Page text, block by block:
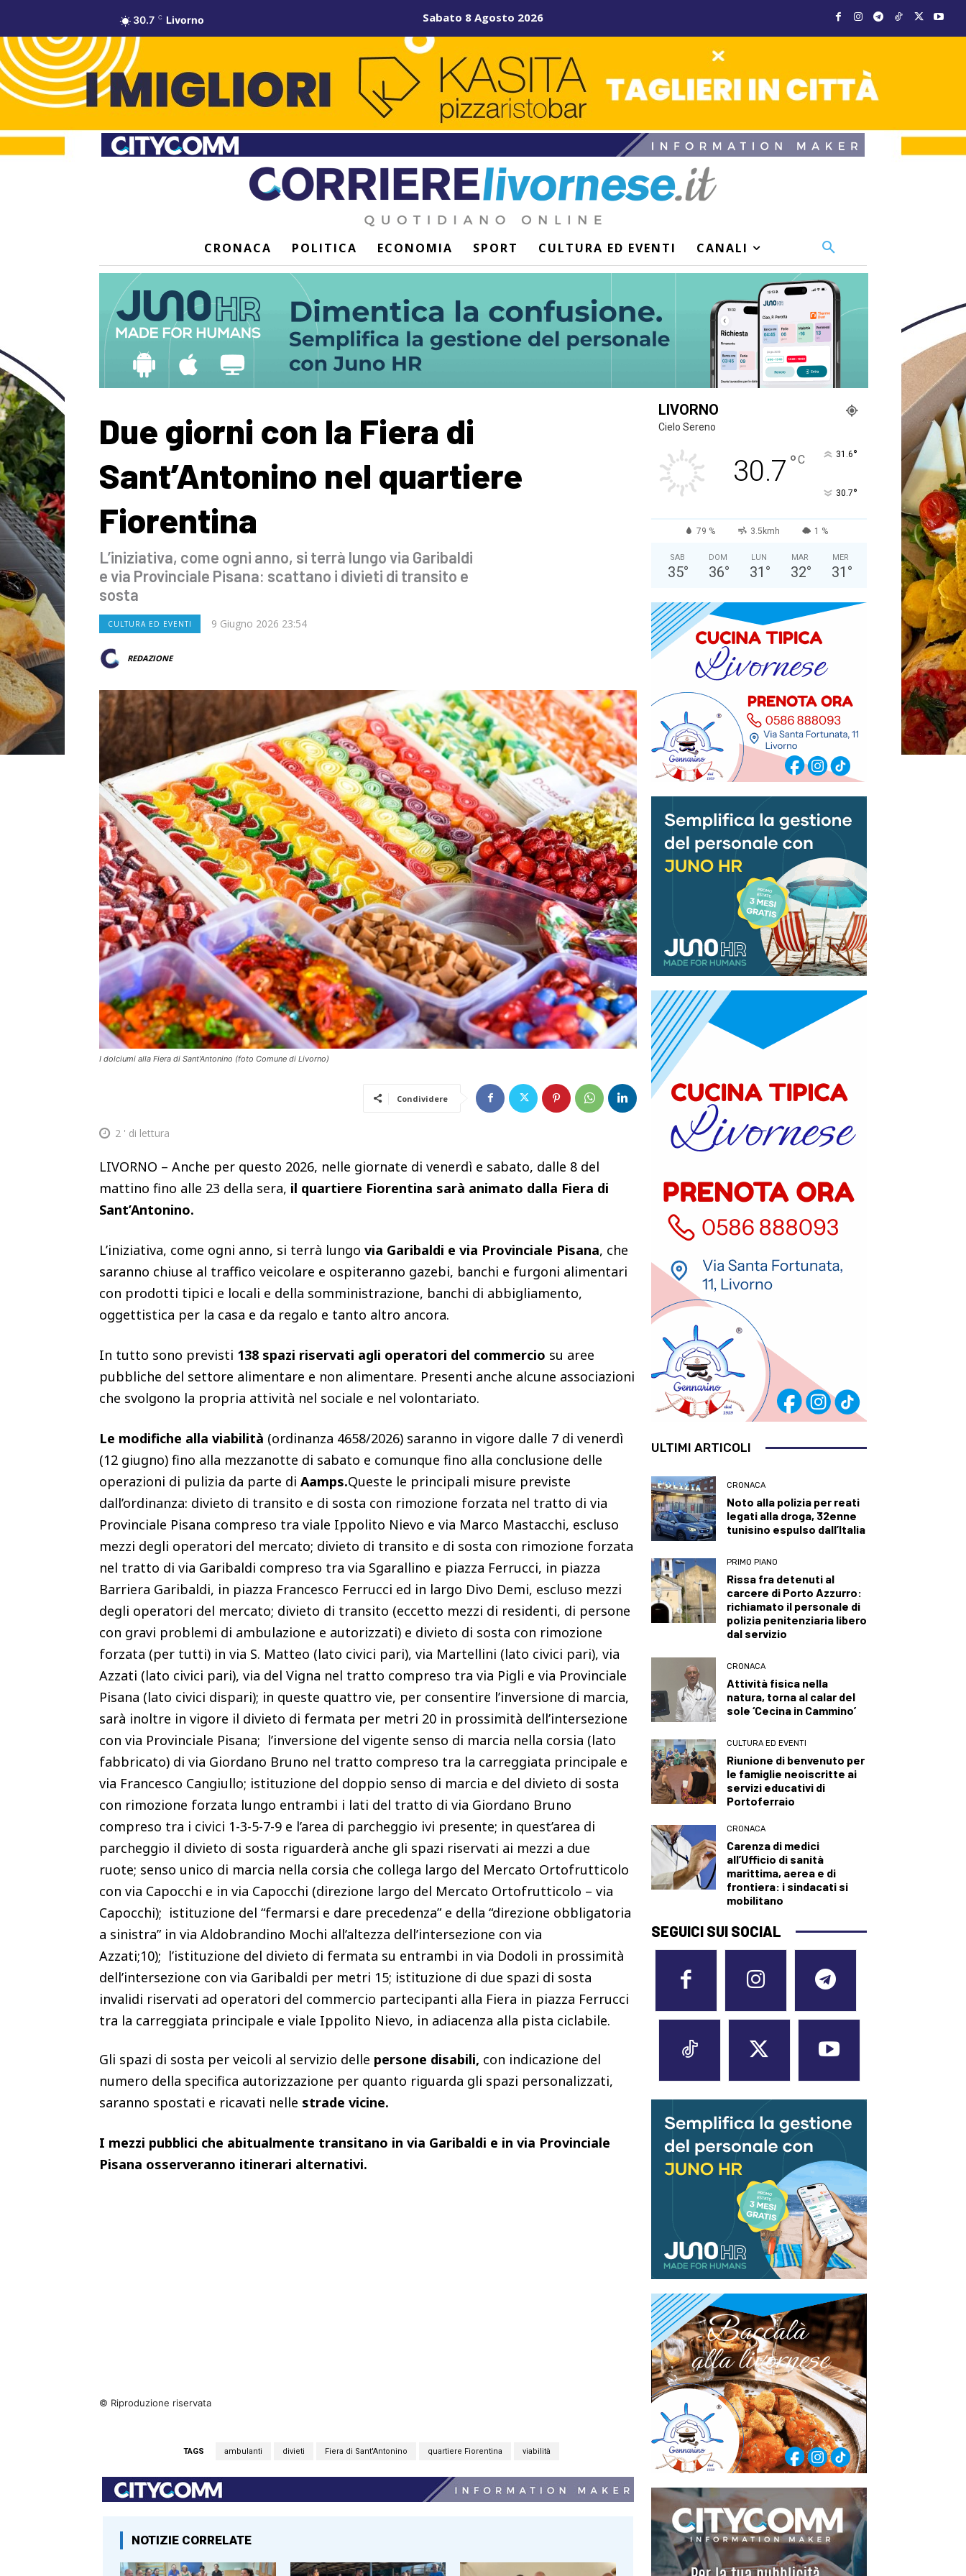
30.7 C Livorno Sabato 8 Agosto 2026
CRONACA POLITICA ECONOMIA SPORT CULTURA ED EVENTI CANALI
Due giorni con la Fiera di
Sant’Antonino nel quartiere
Fiorentina
L’iniziativa, come ogni anno, si terrà lungo via Garibaldi
e via Provinciale Pisana: scattano i divieti di transito e
sosta
CULTURA ED EVENTI 9 Giugno 2026 23:54
REDAZIONE
I dolciumi alla Fiera di Sant'Antonino (foto Comune di Livorno)
Condividere
2 ' di lettura
LIVORNO – Anche per questo 2026, nelle giornate di venerdì e sabato, dalle 8 del
mattino fino alle 23 della sera, il quartiere Fiorentina sarà animato dalla Fiera di
Sant’Antonino.
L’iniziativa, come ogni anno, si terrà lungo via Garibaldi e via Provinciale Pisana, che
saranno chiuse al traffico veicolare e ospiteranno gazebi, banchi e furgoni alimentari
con prodotti tipici e locali e della somministrazione, banchi di abbigliamento,
oggettistica per la casa e da regalo e tanto altro ancora.
In tutto sono previsti 138 spazi riservati agli operatori del commercio su aree
pubbliche del settore alimentare e non alimentare. Presenti anche alcune associazioni
che svolgono la propria attività nel sociale e nel volontariato.
Le modifiche alla viabilità (ordinanza 4658/2026) saranno in vigore dalle 7 di venerdì
(12 giugno) fino alla mezzanotte di sabato e comunque fino alla conclusione delle
operazioni di pulizia da parte di Aamps.Queste le principali misure previste
dall’ordinanza: divieto di transito e di sosta con rimozione forzata nel tratto di via
Provinciale Pisana compreso tra viale Ippolito Nievo e via Marco Mastacchi, escluso
mezzi degli operatori del mercato; divieto di transito e di sosta con rimozione forzata
nel tratto di via Garibaldi compreso tra via Sgarallino e piazza Ferrucci, in piazza
Barriera Garibaldi, in piazza Francesco Ferrucci ed in largo Divo Demi, escluso mezzi
degli operatori del mercato; divieto di transito (eccetto mezzi di residenti, di persone
con gravi problemi di ambulazione e autorizzati) e divieto di sosta con rimozione
forzata (per tutti) in via S. Matteo (lato civici pari), via Martellini (lato civici pari), via
Azzati (lato civici pari), via del Vigna nel tratto compreso tra via Pigli e via Provinciale
Pisana (lato civici dispari); in queste quattro vie, per consentire l’inversione di marcia,
sarà inoltre in vigore il divieto di fermata per metri 20 in prossimità dell’intersezione
con via Provinciale Pisana; l’inversione del vigente senso di marcia nella corsia (lato
fabbricato) di via Giordano Bruno nel tratto compreso tra la carreggiata principale e
via Francesco Cangiullo; istituzione del doppio senso di marcia e del divieto di sosta
con rimozione forzata lungo entrambi i lati del tratto di via Giordano Bruno
compreso tra i civici 1-3-5-7-9 e l’area di parcheggio ivi presente; in quest’area di
parcheggio il divieto di sosta riguarderà anche gli spazi riservati ai mezzi a due
ruote; senso unico di marcia nella corsia che collega largo del Mercato Ortofrutticolo
con via Capocchi e in via Capocchi (direzione largo del Mercato Ortofrutticolo – via
Capocchi); istituzione del “fermarsi e dare precedenza” e della “direzione obbligatoria
a sinistra” in via Aldobrandino Mochi all’altezza dell’intersezione con via
Azzati;10); l’istituzione del divieto di fermata su entrambi in via Dodoli in prossimità
dell’intersezione con via Garibaldi per metri 15; istituzione di due spazi di sosta
invalidi riservati ad operatori del commercio partecipanti alla Fiera in piazza Ferrucci
tra la carreggiata principale e viale Ippolito Nievo, in adiacenza alla pista ciclabile.
Gli spazi di sosta per veicoli al servizio delle persone disabili, con indicazione del
numero della specifica autorizzazione per quanto riguarda gli spazi personalizzati,
saranno spostati e ricavati nelle strade vicine.
I mezzi pubblici che abitualmente transitano in via Garibaldi e in via Provinciale
Pisana osserveranno itinerari alternativi.
© Riproduzione riservata
TAGS ambulanti divieti Fiera di Sant'Antonino quartiere Fiorentina viabilità
NOTIZIE CORRELATE
LIVORNO
Cielo Sereno
30.7 °C 31.6°
30.7°
79 % 3.5kmh 1 %
SAB
35°
DOM
36°
LUN
31 °
MAR
32°
MER
31 °
ULTIMI ARTICOLI
CRONACA
Noto alla polizia per reati
legati alla droga, 32enne
tunisino espulso dall’Italia
PRIMO PIANO
Rissa fra detenuti al
carcere di Porto Azzurro:
richiamato il personale di
polizia penitenziaria libero
dal servizio
CRONACA
Attività fisica nella
natura, torna al calar del
sole ‘Cecina in Cammino’
CULTURA ED EVENTI
Riunione di benvenuto per
le famiglie neoiscritte ai
servizi educativi di
Portoferraio
CRONACA
Carenza di medici
all’Ufficio di sanità
marittima, aerea e di
frontiera: i sindacati si
mobilitano
SEGUICI SUI SOCIAL